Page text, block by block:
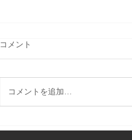
テレビで生中継します
コメント
コメントを追加…